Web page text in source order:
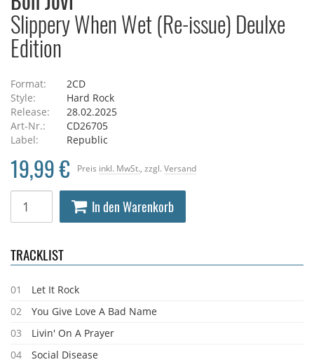
Slippery When Wet (Re-issue) Deulxe
Edition
Format:
2CD
Style:
Hard Rock
Release:
28.02.2025
Art-Nr.:
CD26705
Label:
Republic
Preis inkl. MwSt. , zzgl. Versand
19,99 €
In den Warenkorb
TRACKLIST
01
Let It Rock
02
You Give Love A Bad Name
03
Livin' On A Prayer
04
Social Disease